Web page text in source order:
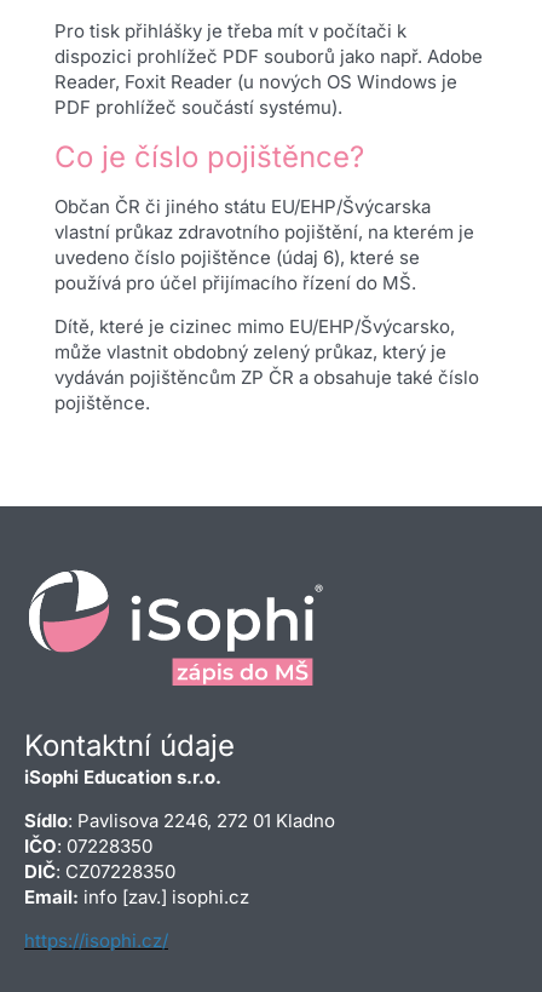
Pro tisk přihlášky je třeba mít v počítači k
dispozici prohlížeč PDF souborů jako např. Adobe
Reader, Foxit Reader (u nových OS Windows je
PDF prohlížeč součástí systému).
Co je číslo pojištěnce?
Občan ČR či jiného státu EU/EHP/Švýcarska
vlastní průkaz zdravotního pojištění, na kterém je
uvedeno číslo pojištěnce (údaj 6), které se
používá pro účel přijímacího řízení do MŠ.
Dítě, které je cizinec mimo EU/EHP/Švýcarsko,
může vlastnit obdobný zelený průkaz, který je
vydáván pojištěncům ZP ČR a obsahuje také číslo
pojištěnce.
Kontaktní údaje
iSophi Education s.r.o.
Sídlo: Pavlisova 2246, 272 01 Kladno
IČO: 07228350
DIČ: CZ07228350
Email: info [zav.] isophi.cz
https://isophi.cz/